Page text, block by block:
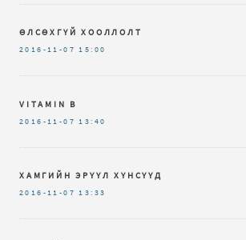
ӨЛСӨХГҮЙ ХООЛЛОЛТ
2016-11-07 15:00
VITAMIN B
2016-11-07 13:40
ХАМГИЙН ЭРҮҮЛ ХҮНСҮҮД
2016-11-07 13:33